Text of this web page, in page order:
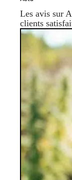
Les avis sur
clients